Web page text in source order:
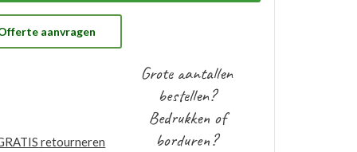
nabestellingen is uw voorraad bekend en
u de logo’s toepassen op elk gewenste artikel.
aanvragen
Grote aantallen
bestellen?
Bedrukken of
borduren?
retourneren